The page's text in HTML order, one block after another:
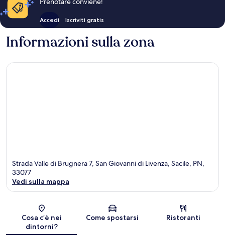
Accedi Iscriviti gratis
Informazioni sulla zona
Strada Valle di Brugnera 7, San Giovanni di Livenza, Sacile, PN,
33077
Vedi sulla mappa
Cosa c’è nei
dintorni?
Come spostarsi Ristoranti